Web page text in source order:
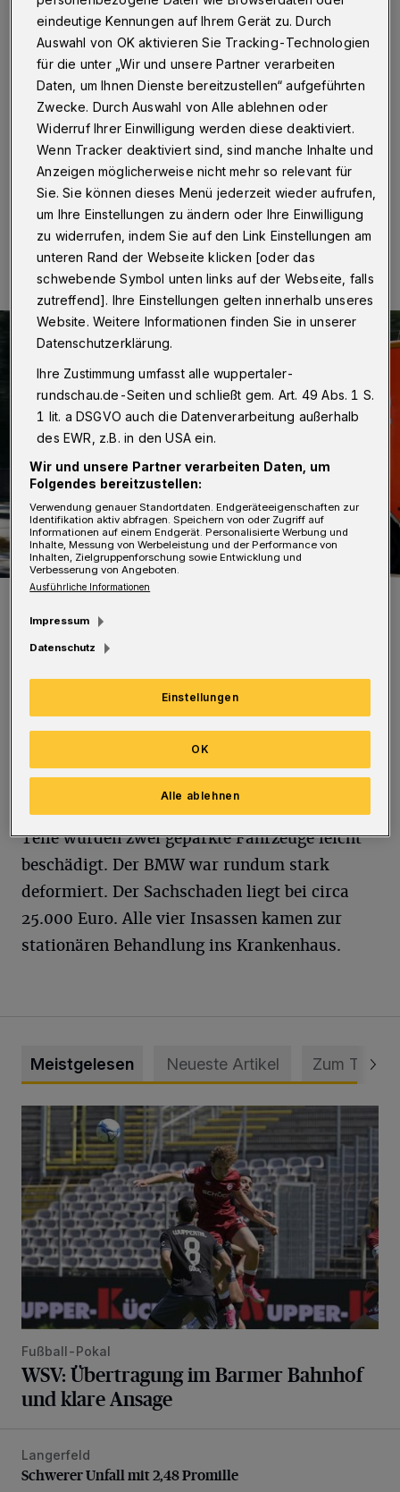
Wuppertal·Am Freitag (21. August 2020) kam es
gegen Mitternacht auf der Straße Wahlert zu einem
PKW-Alleinunfall. Ein 18-jähriger Wuppertaler fuhr mit
seinem schwarzen 1er BMW und drei weiteren 18-
Jährigen die Straße Wahlert entlang, als er - vermutlich
wegen überhöhter Geschwindigkeit - in einer
Linkskurve die Kontrolle über das Fahrzeug verlor.
24.08.2020 , 12:24 Uhr Eine Minute Lesezeit
Symbolbild.
Zunächst kam er rechts von der Fahrbahn ab,
riss dann ein Verkehrsschild aus der
Verankerung und schleifte einen Mülleimer bis
zur Endposition mit. Durch herumfliegende
Teile wurden zwei geparkte Fahrzeuge leicht
beschädigt. Der BMW war rundum stark
deformiert. Der Sachschaden liegt bei circa
25.000 Euro. Alle vier Insassen kamen zur
stationären Behandlung ins Krankenhaus.
Meistgelesen Neueste Artikel Zum Thema
WSV: Übertragung im Barmer Bahnhof und klare Ansage
Fußball-Pokal
WSV: Übertragung im Barmer Bahnhof
und klare Ansage
Schwerer Unfall mit 2,48 Promille
Langerfeld
Schwerer Unfall mit 2,48 Promille
eindeutige Kennungen auf Ihrem Gerät zu. Durch
Auswahl von OK aktivieren Sie Tracking-Technologien
für die unter „Wir und unsere Partner verarbeiten
Daten, um Ihnen Dienste bereitzustellen“ aufgeführten
Zwecke. Durch Auswahl von Alle ablehnen oder
Widerruf Ihrer Einwilligung werden diese deaktiviert.
Wenn Tracker deaktiviert sind, sind manche Inhalte und
Anzeigen möglicherweise nicht mehr so relevant für
Sie. Sie können dieses Menü jederzeit wieder aufrufen,
um Ihre Einstellungen zu ändern oder Ihre Einwilligung
zu widerrufen, indem Sie auf den Link Einstellungen am
unteren Rand der Webseite klicken [oder das
schwebende Symbol unten links auf der Webseite, falls
zutreffend]. Ihre Einstellungen gelten innerhalb unseres
Website. Weitere Informationen finden Sie in unserer
Datenschutzerklärung.
Ihre Zustimmung umfasst alle wuppertaler-
rundschau.de-Seiten und schließt gem. Art. 49 Abs. 1 S.
1 lit. a DSGVO auch die Datenverarbeitung außerhalb
des EWR, z.B. in den USA ein.
Wir und unsere Partner verarbeiten Daten, um
Folgendes bereitzustellen:
Verwendung genauer Standortdaten. Endgeräteeigenschaften zur
Identifikation aktiv abfragen. Speichern von oder Zugriff auf
Informationen auf einem Endgerät. Personalisierte Werbung und
Inhalte, Messung von Werbeleistung und der Performance von
Inhalten, Zielgruppenforschung sowie Entwicklung und
Verbesserung von Angeboten.
Ausführliche Informationen
Impressum
Datenschutz
Einstellungen
Alle ablehnen
OK